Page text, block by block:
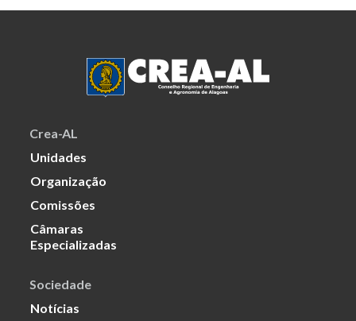
Crea-AL
Unidades
Organização
Comissões
Câmaras
Especializadas
Sociedade
Notícias